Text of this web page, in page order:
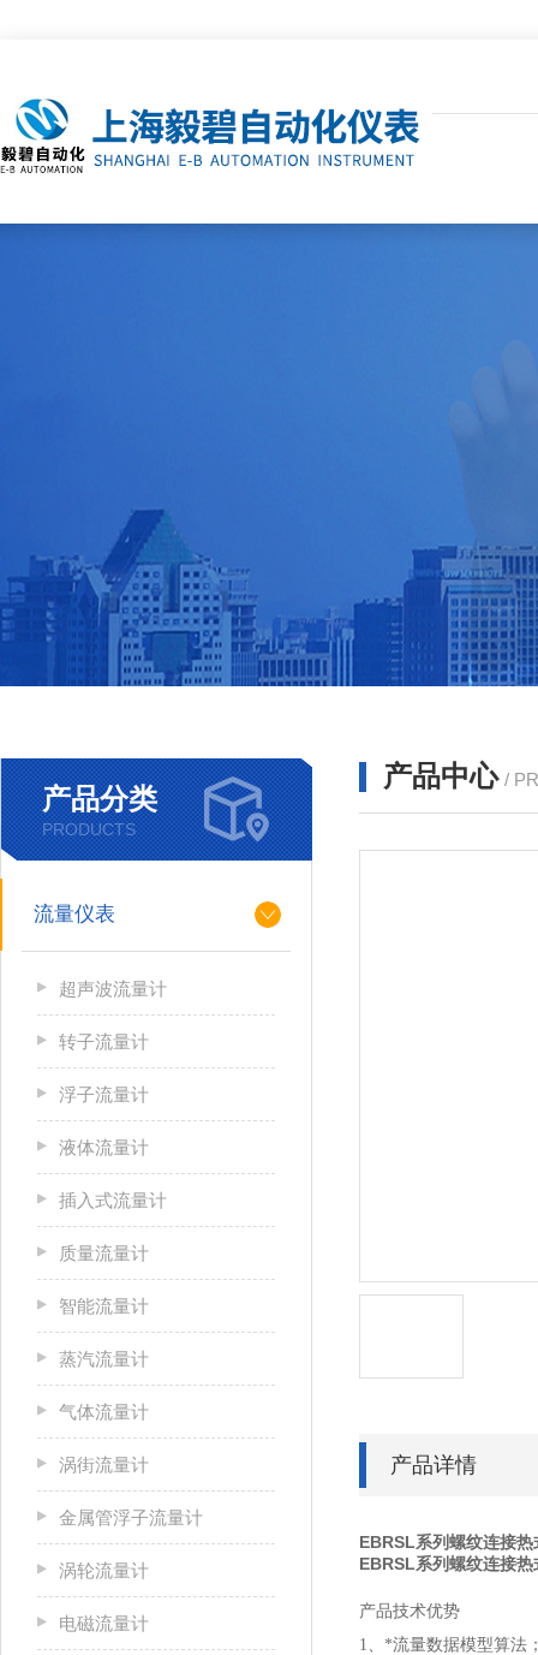
产品分类
PRODUCTS
流量仪表
超声波流量计
转子流量计
浮子流量计
液体流量计
插入式流量计
质量流量计
智能流量计
蒸汽流量计
气体流量计
涡街流量计
金属管浮子流量计
涡轮流量计
电磁流量计
产品中心 /
产品详情
EBRSL系列螺纹连接
EBRSL系列螺纹连接
产品技术优势
1、*流量数据模型算法